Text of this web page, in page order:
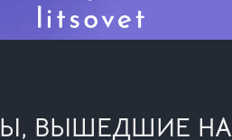
ВЫШЕДШИЕ НА